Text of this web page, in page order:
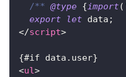
/** @type {import(
export
let data ;
</script>
{#if data.user}
<ul>